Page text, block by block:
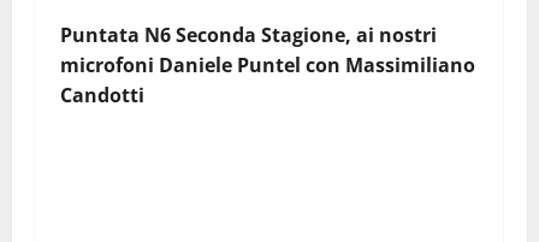
Puntata N6 Seconda Stagione, ai nostri
microfoni Daniele Puntel con Massimiliano
Candotti